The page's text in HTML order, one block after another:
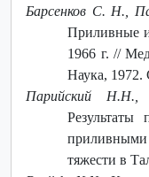
Барсенков С. Н.,
Приливные
1966 г. //
Наука, 1972.
Парийский Н.Н.,
Результаты
тяжести в